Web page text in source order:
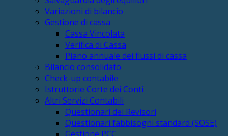
Variazioni di bilancio
Gestione di cassa
Cassa Vincolata
Verifica di Cassa
Piano annuale dei flussi di cassa
Bilancio consolidato
Check-up contabile
Istruttorie Corte dei Conti
Altri Servizi Contabili
Questionari dei Revisori
Questionari fabbisogni standard (SOSE)